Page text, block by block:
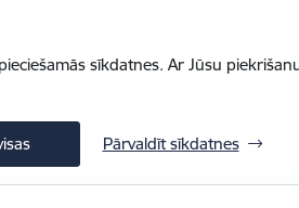
sīkdatnes. Ar Jūsu
Pārvaldīt sīkdatnes